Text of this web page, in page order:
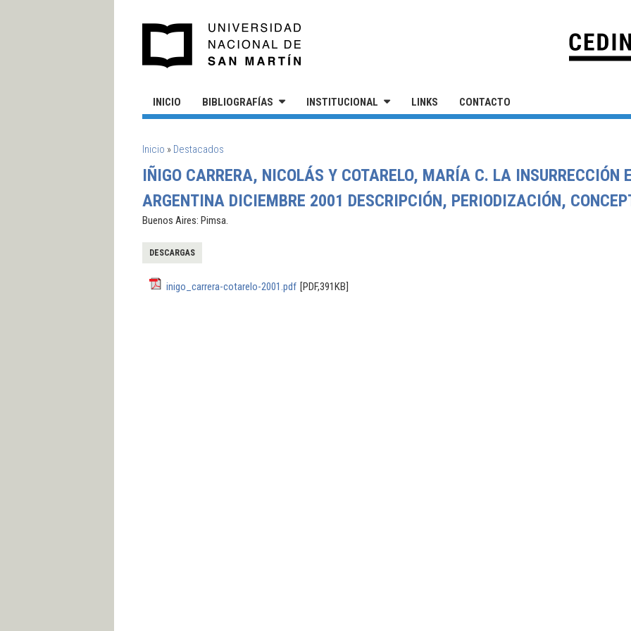
INICIO BIBLIOGRAFÍAS INSTITUCIONAL LINKS CONTACTO
SE ENCUENTRA USTED AQUÍ
Inicio » Destacados
IÑIGO CARRERA, NICOLÁS Y COTARELO, MARÍA C. LA INSURRECCIÓN
ARGENTINA DICIEMBRE 2001 DESCRIPCIÓN, PERIODIZACIÓN,
Buenos Aires: Pimsa.
DESCARGAS
inigo_carrera-cotarelo-2001.pdf [PDF,391KB]